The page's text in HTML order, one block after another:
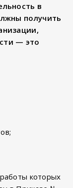
в
получить
— это
которых